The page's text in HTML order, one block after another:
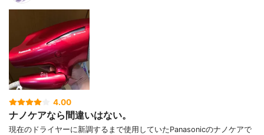
4.00
ナノケアなら間違いはない。
現在のドライヤーに新調するまで使用していたPanasonicのナノケアで